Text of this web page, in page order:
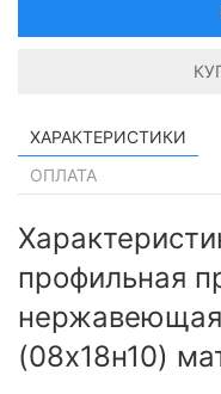
ХАРАКТЕРИСТИКИ
ОПЛАТА
профильная
(08х18н10)